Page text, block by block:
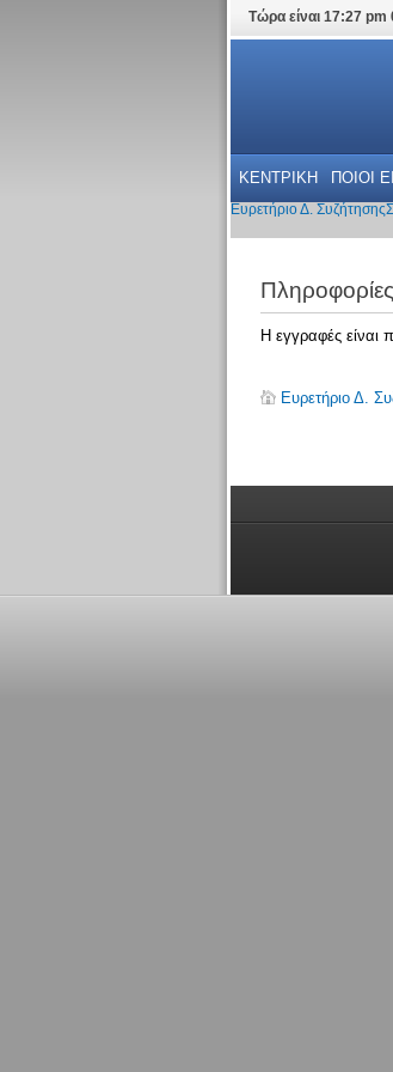
Τώρα είναι 17:27 pm
ΚΕΝΤΡΙΚΗ ΠΟΙΟΙ
Ευρετήριο Δ. Συζήτησης
Πληροφορίες
Η εγγραφές είναι
Ευρετήριο Δ.